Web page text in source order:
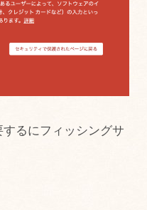
るにフィッシングサ